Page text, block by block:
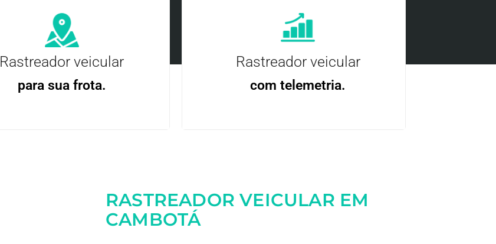
Rastreador veicular
para sua frota.
Rastreador veicular
com telemetria.
RASTREADOR VEICULAR EM
CAMBOTÁ